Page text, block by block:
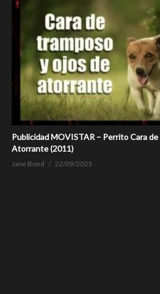
Publicidad MOVISTAR – Perrito Cara
Atorrante (2011)
Jane Bond 22/09/2025